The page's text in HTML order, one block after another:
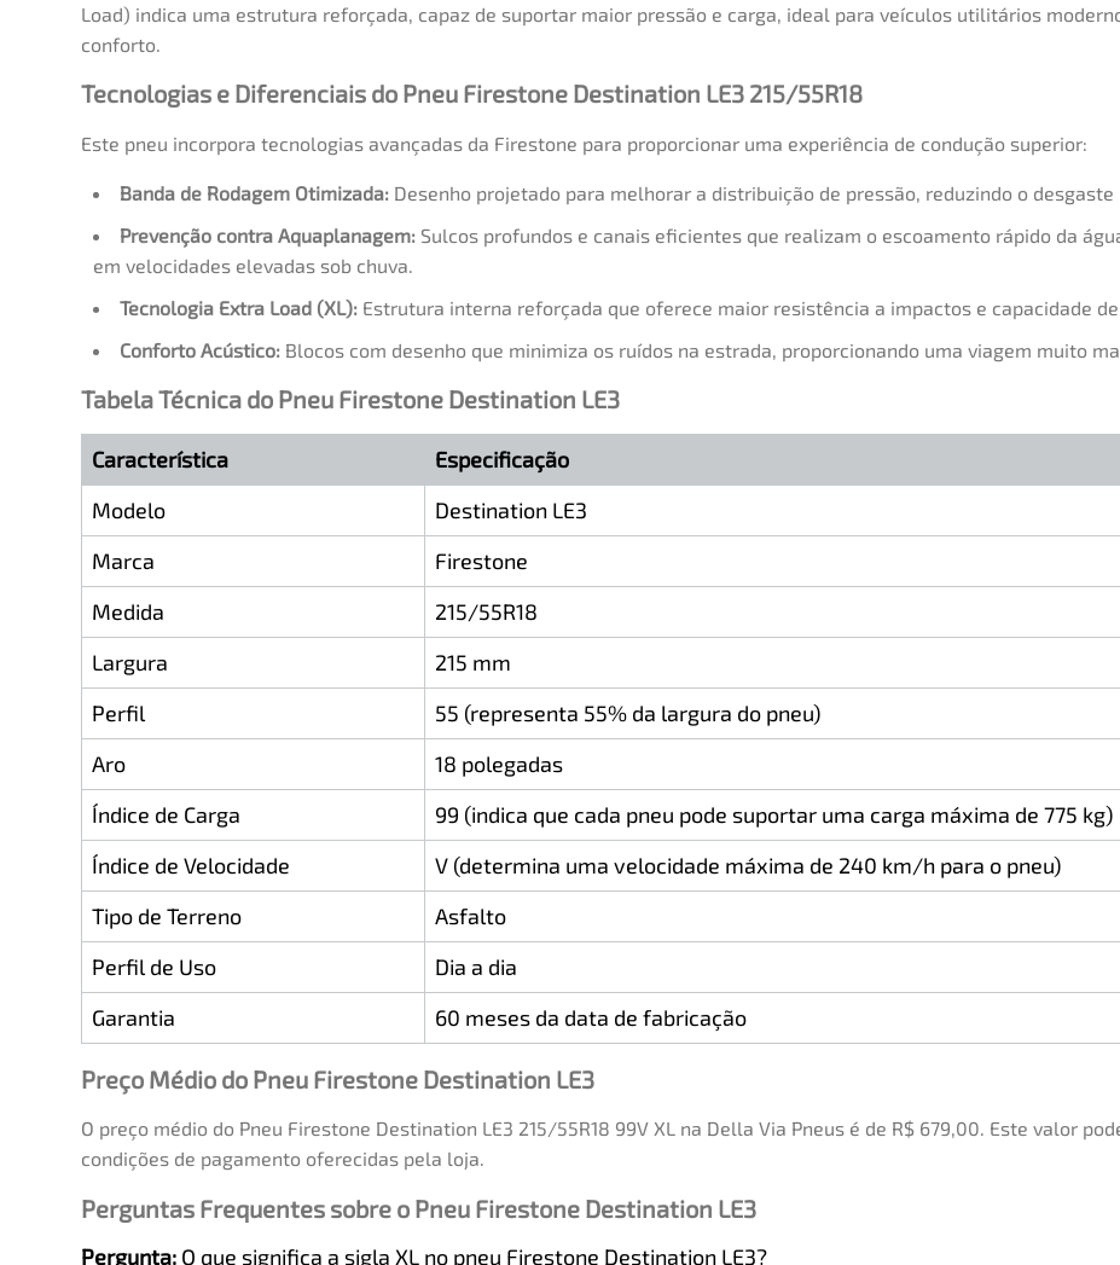
Load) indica uma estrutura reforçada, capaz de suportar maior pressão e carga, ideal para veículos utilitários
conforto.
Tecnologias e Diferenciais do Pneu Firestone Destination LE3 215/55R18
Este pneu incorpora tecnologias avançadas da Firestone para proporcionar uma experiência de condução superior:
Banda de Rodagem Otimizada: Desenho projetado para melhorar a distribuição de pressão, reduzindo o
Prevenção contra Aquaplanagem: Sulcos profundos e canais eficientes que realizam o escoamento rápido da
em velocidades elevadas sob chuva.
Tecnologia Extra Load (XL): Estrutura interna reforçada que oferece maior resistência a impactos e capacidade
Conforto Acústico: Blocos com desenho que minimiza os ruídos na estrada, proporcionando uma viagem muito
Tabela Técnica do Pneu Firestone Destination LE3
Característica
Especificação
Modelo
Destination LE3
Marca
Firestone
Medida
215/55R18
Largura
215 mm
Perfil
55 (representa 55% da largura do pneu)
Aro
18 polegadas
Índice de Carga
99 (indica que cada pneu pode suportar uma carga máxima de 775 kg)
Índice de Velocidade
V (determina uma velocidade máxima de 240 km/h para o pneu)
Tipo de Terreno
Asfalto
Perfil de Uso
Dia a dia
Garantia
60 meses da data de fabricação
Preço Médio do Pneu Firestone Destination LE3
O preço médio do Pneu Firestone Destination LE3 215/55R18 99V XL na Della Via Pneus é de R$ 679,00. Este valor
condições de pagamento oferecidas pela loja.
Perguntas Frequentes sobre o Pneu Firestone Destination LE3
Pergunta: O que significa a sigla XL no pneu Firestone Destination LE3?